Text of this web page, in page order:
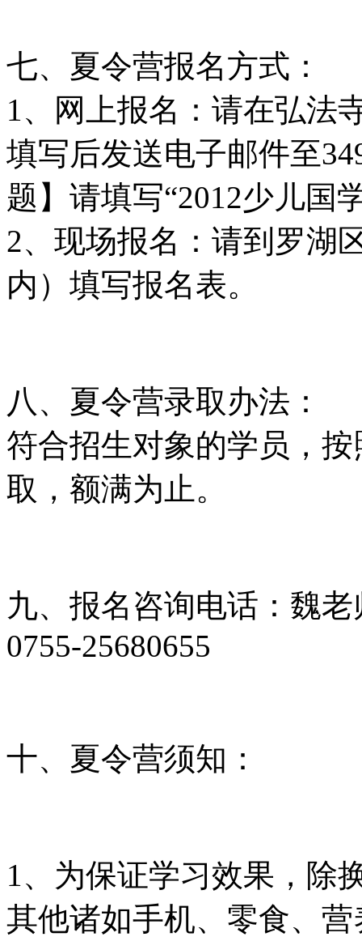
七、夏令营报名方式：
1、网上报名：请在弘法
填写后发送电子邮件至
题】请填写“2012少儿国
2、现场报名：请到罗湖
内）填写报名表。
八、夏令营录取办法：
符合招生对象的学员，
取，额满为止。
九、报名咨询电话：魏
0755-25680655
十、夏令营须知：
1、为保证学习效果，除
其他诸如手机、零食、